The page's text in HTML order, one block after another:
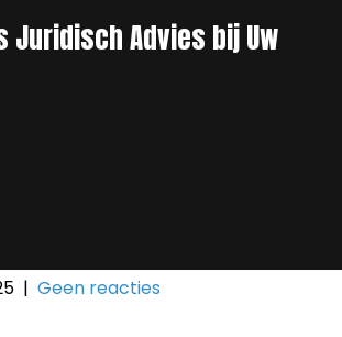
Juridisch Advies bij Uw
| Geen reacties